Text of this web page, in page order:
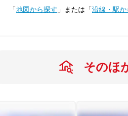
「地図から探す 」 または 「沿線・駅か
そのほ